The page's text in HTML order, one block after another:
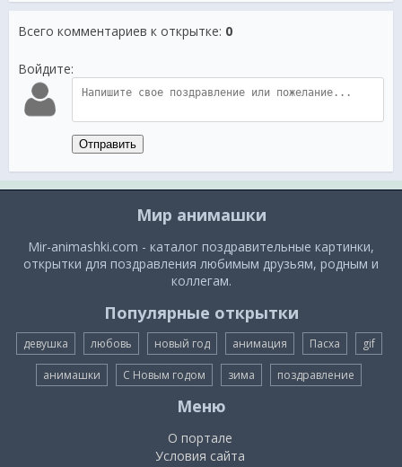
Всего комментариев к открытке: 0
Войдите:
Отправить
Мир анимашки
Mir-animashki.com - каталог поздравительные картинки,
открытки для поздравления любимым друзьям, родным и
коллегам.
Популярные открытки
девушка любовь новый год анимация Пасха gif
анимашки С Новым годом зима поздравление
Меню
О портале
Условия сайта